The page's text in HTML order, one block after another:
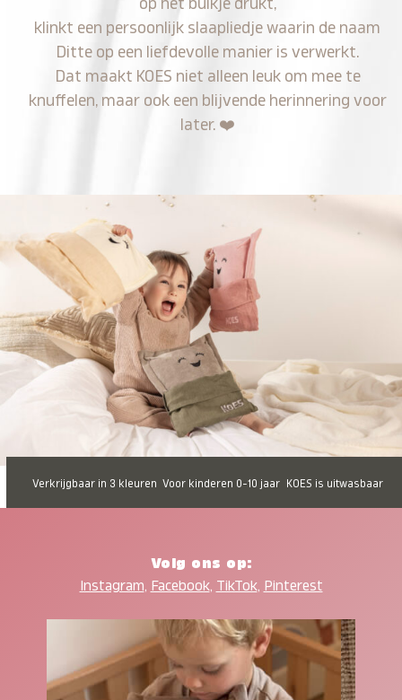
op het buikje drukt,
klinkt een persoonlijk slaapliedje waarin de naam
Ditte op een liefdevolle manier is verwerkt.
Dat maakt KOES niet alleen leuk om mee te
knuffelen, maar ook een blijvende herinnering voor
later. ❤️
Verkrijgbaar in 3 kleuren Voor kinderen 0-10 jaar KOES is uitwasbaar
Volg ons op:
Instagram, Facebook, TikTok, Pinterest